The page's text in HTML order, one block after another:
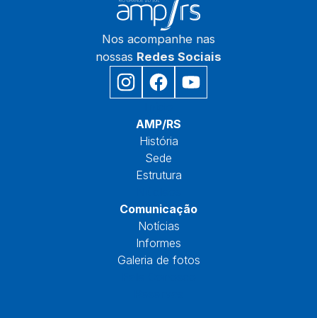
Nos acompanhe nas
nossas Redes Sociais
AMP/RS
História
Sede
Estrutura
Comunicação
Notícias
Informes
Galeria de fotos